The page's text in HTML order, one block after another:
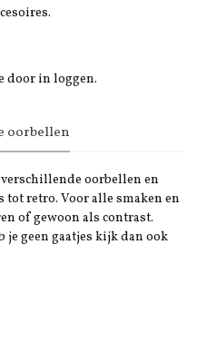
door in loggen.
oorbellen
oorbellen en
retro. Voor alle smaken en
of gewoon als contrast.
geen gaatjes kijk dan ook